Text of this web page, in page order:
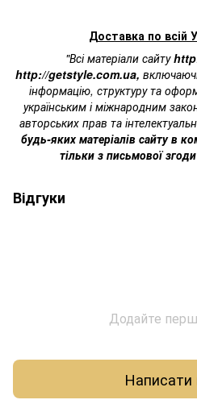
Доставка по всій
"Всі матеріали сайту
http://getstyle.com.ua,
інформацію, структуру та
українським і міжнародним
авторських прав та
будь-яких матеріалів сайту в
тільки з письмової
Відгуки
Додайте
Написати